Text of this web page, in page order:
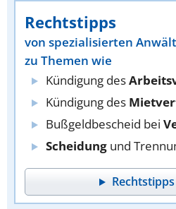
Rechtstipps
von spezialisierten
zu Themen wie
Kündigung des
Kündigung des
Bußgeldbescheid bei
Scheidung und